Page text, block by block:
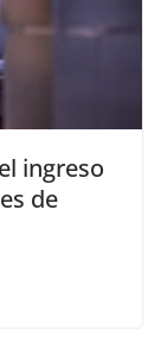
ingreso
de